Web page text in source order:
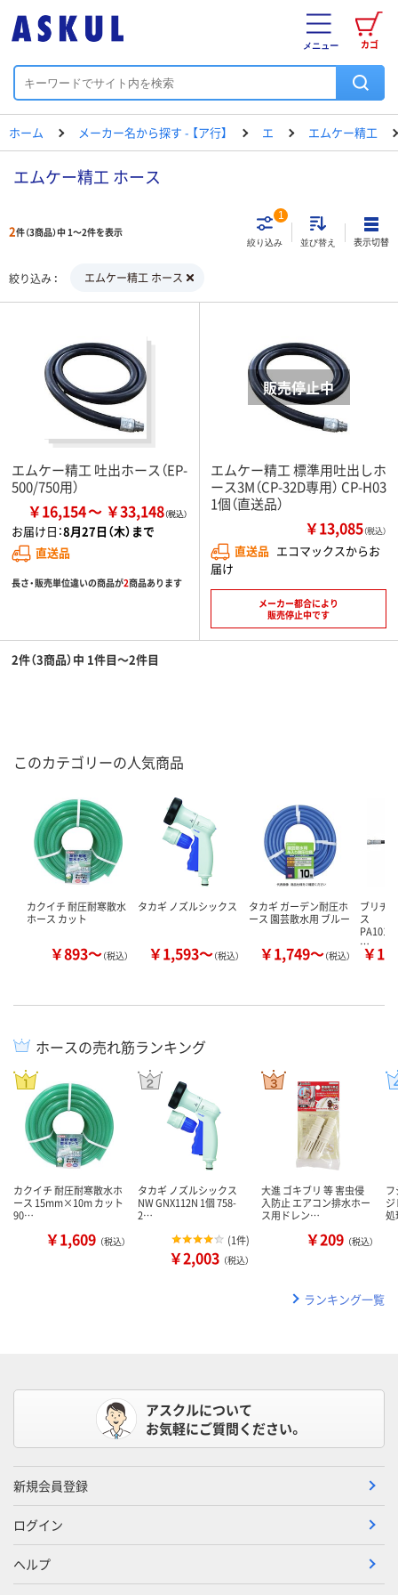
カゴ
メニュー
ホーム メーカー名から探す - 【ア行】 エ エムケー精工
エムケー精工 ホース
2件（3商品）中 1～2件を表示
絞り込み
1
並び替え 表示切替
絞り込み エムケー精工 ホース
エムケー精工 吐出ホース（EP-
500/750用）
￥16,154 ￥33,148
お届け日：8月27日（木）まで
直送品
長さ・販売単位違いの商品が2商品あります
エムケー精工 標準用吐出しホ
ース3M（CP-32D専用） CP-H03
1個（直送品）
￥13,085（税込）
直送品 エコマックスからお
届け
メーカー都合により
販売停止中です
2件（3商品）中 1件目～2件目
このカテゴリーの人気商品
カクイチ 耐圧耐寒散水
ホース カット
￥893～（税込）
タカギ ノズルシックス
￥1,593～（税込）
タカギ ガーデン耐圧ホ
ース 園芸散水用 ブルー
￥1,749～（税込）
ブリヂ
ス
…￥
ホースの売れ筋ランキング
カクイチ 耐圧耐寒散水ホ
ース 15mm×10m カット
90…
￥1,609 （税込）
タカギ ノズルシックス
NW GNX112N 1個 758-
2…
(1件)
￥2,003 （税込）
大進 ゴキブリ 等 害虫侵
入防止 エアコン排水ホー
ス用ドレン…
￥209 （税込）
ランキング一覧
アスクルについて
お気軽にご質問ください。
新規会員登録
ログイン
ヘルプ